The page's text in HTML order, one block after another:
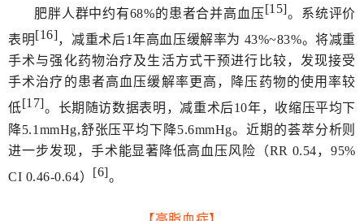
肥胖人群中约有68%的患者合并高血压[15]。系统评价
表明[16]，减重术后1年高血压缓解率为 43%~83%。将减重
手术与强化药物治疗及生活方式干预进行比较，发现接受
手术治疗的患者高血压缓解率更高，降压药物的使用率较
低[17]。长期随访数据表明，减重术后10年，收缩压平均下
降5.1mmHg,舒张压平均下降5.6mmHg。近期的荟萃分析则
进一步发现，手术能显著降低高血压风险（RR 0.54，95%
CI 0.46-0.64） [6]。